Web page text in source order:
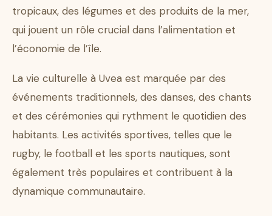
tropicaux, des légumes et des produits de la mer,
qui jouent un rôle crucial dans l’alimentation et
l’économie de l’île.
La vie culturelle à Uvea est marquée par des
événements traditionnels, des danses, des chants
et des cérémonies qui rythment le quotidien des
habitants. Les activités sportives, telles que le
rugby, le football et les sports nautiques, sont
également très populaires et contribuent à la
dynamique communautaire.